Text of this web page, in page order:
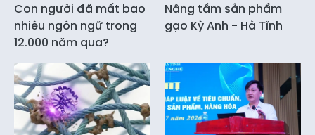
Con người đã mất bao
nhiêu ngôn ngữ trong
12.000 năm qua?
Nâng tầm sản phẩm
gạo Kỳ Anh - Hà Tĩnh